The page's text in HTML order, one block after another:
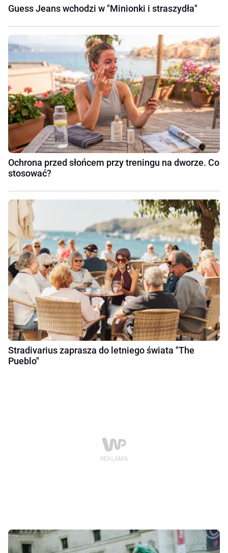
Guess Jeans wchodzi w "Minionki i straszydła"
Ochrona przed słońcem przy treningu na dworze. Co
stosować?
Stradivarius zaprasza do letniego świata "The
Pueblo"